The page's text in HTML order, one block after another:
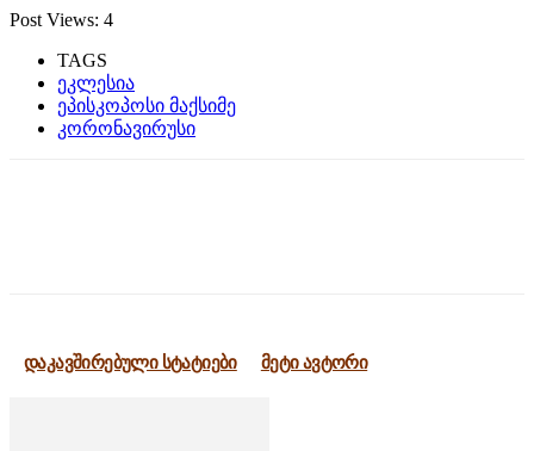
Post Views: 4
TAGS
ეკლესია
ეპისკოპოსი მაქსიმე
კორონავირუსი
დაკავშირებული სტატიები მეტი ავტორი